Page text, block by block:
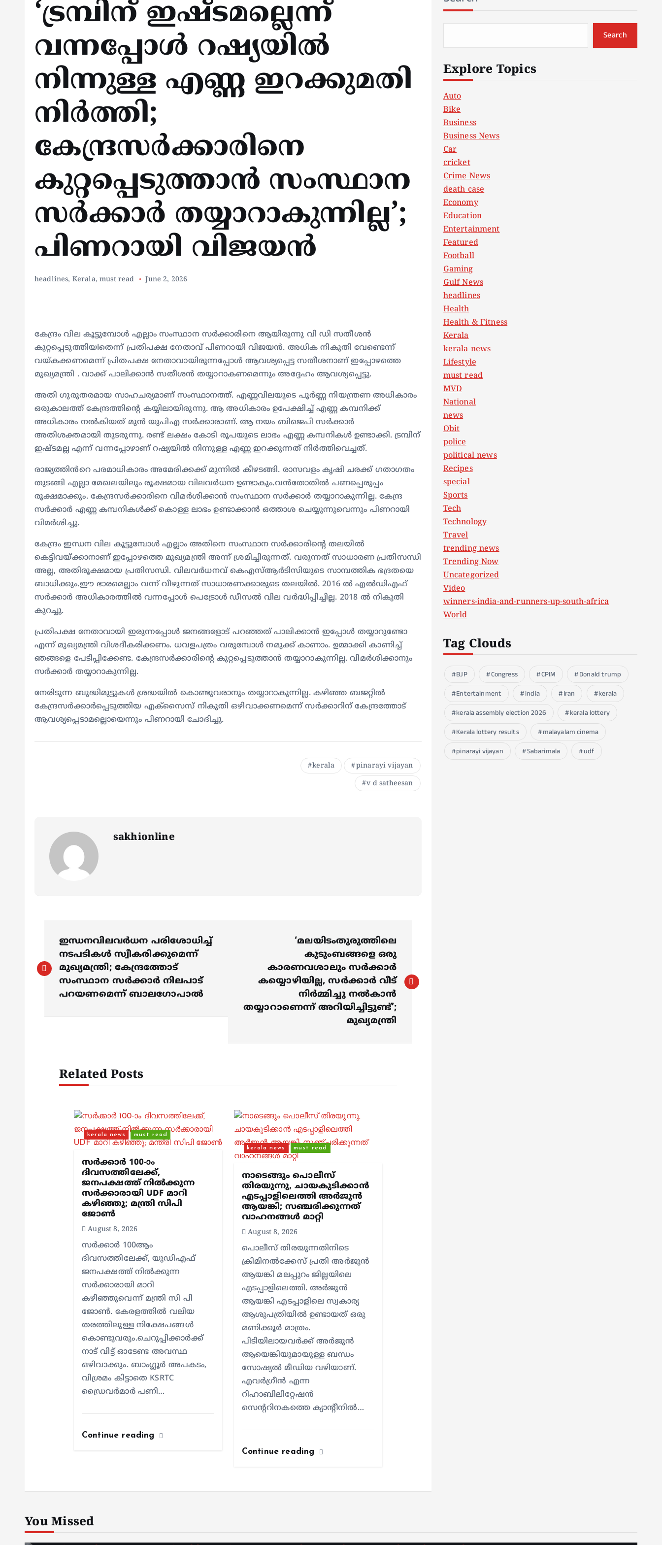
‘ട്രമ്പിന് ഇഷ്ടമല്ലെന്ന്
വന്നപ്പോൾ റഷ്യയിൽ
നിന്നുള്ള എണ്ണ ഇറക്കുമതി
നിർത്തി;
കേന്ദ്രസർക്കാരിനെ
കുറ്റപ്പെടുത്താൻ സംസ്ഥാന
സർക്കാർ തയ്യാറാകുന്നില്ല’;
പിണറായി വിജയൻ
headlines, Kerala,must read June 2, 2026
കേന്ദ്രം വില കൂട്ടുമ്പോൾ എല്ലാം സംസ്ഥാന സർക്കാരിനെ ആയിരുന്നു വി ഡി സതീശൻ
കുറ്റപ്പെടുത്തിയlതെന്ന് പ്രതിപക്ഷ നേതാവ് പിണറായി വിജയന്‍. അധിക നികുതി വേണ്ടെന്ന്
വയ്കക്കണമെന്ന് പ്രിതപക്ഷ നേതാവായിരുന്നപ്പോള്‍ ആവശ്യപ്പെട്ട സതീശനാണ് ഇപ്പോഴത്തെ
മുഖ്യമന്ത്രി . വാക്ക് പാലിക്കാന്‍ സതീശന്‍ തയ്യാറാകണമെന്നും അദ്ദേഹം ആവശ്യപ്പെട്ടു.
അതി ഗുരുതരമായ സാഹചര്യമാണ് സംസ്ഥാനത്ത്. എണ്ണവിലയുടെ പൂർണ്ണ നിയന്ത്രണ അധികാരം
ഒരുകാലത്ത് കേന്ദ്രത്തിന്റെ കയ്യിലായിരുന്നു. ആ അധികാരം ഉപേക്ഷിച്ച് എണ്ണ കമ്പനിക്ക്
അധികാരം നൽകിയത് മുൻ യുപിഎ സർക്കാരാണ്. ആ നയം ബിജെപി സർക്കാർ
അതിശക്തമായി തുടരുന്നു. രണ്ട് ലക്ഷം കോടി രൂപയുടെ ലാഭം എണ്ണ കമ്പനികൾ ഉണ്ടാക്കി. ട്രമ്പിന്
ഇഷ്ടമല്ല എന്ന് വന്നപ്പോഴാണ് റഷ്യയിൽ നിന്നുള്ള എണ്ണ ഇറക്കുന്നത് നിർത്തിവെച്ചത്.
രാജ്യത്തിൻറെ പരമാധികാരം അമേരിക്കക്ക് മുന്നിൽ കീഴടങ്ങി. രാസവളം കൃഷി ചരക്ക് ഗതാഗതം
തുടങ്ങി എല്ലാ മേഖലയിലും രൂക്ഷമായ വിലവർധന ഉണ്ടാകും.വൻതോതിൽ പണപ്പെരുപ്പം
രൂക്ഷമാക്കും. കേന്ദ്രസർക്കാരിനെ വിമർശിക്കാൻ സംസ്ഥാന സർക്കാർ തയ്യാറാകുന്നില്ല. കേന്ദ്ര
സർക്കാർ എണ്ണ കമ്പനികൾക്ക് കൊള്ള ലാഭം ഉണ്ടാക്കാൻ ഒത്താശ ചെയ്യുന്നുവെന്നും പിണറായി
വിമർശിച്ചു.
കേന്ദ്രം ഇന്ധന വില കൂട്ടുമ്പോൾ എല്ലാം അതിനെ സംസ്ഥാന സർക്കാരിന്റെ തലയിൽ
കെട്ടിവയ്ക്കാനാണ് ഇപ്പോഴത്തെ മുഖ്യമന്ത്രി അന്ന് ശ്രമിച്ചിരുന്നത്. വരുന്നത് സാധാരണ പ്രതിസന്ധി
അല്ല, അതിരൂക്ഷമായ പ്രതിസന്ധി. വിലവർധനവ് കെഎസ്ആർടിസിയുടെ സാമ്പത്തിക ഭദ്രതയെ
ബാധിക്കും.ഈ ഭാരമെല്ലാം വന്ന് വീഴുന്നത് സാധാരണക്കാരുടെ തലയിൽ. 2016 ൽ എൽഡിഎഫ്
സർക്കാർ അധികാരത്തിൽ വന്നപ്പോൾ പെട്രോൾ ഡീസൽ വില വർദ്ധിപ്പിച്ചില്ല. 2018 ൽ നികുതി
കുറച്ചു.
പ്രതിപക്ഷ നേതാവായി ഇരുന്നപ്പോൾ ജനങ്ങളോട് പറഞ്ഞത് പാലിക്കാൻ ഇപ്പോൾ തയ്യാറുണ്ടോ
എന്ന് മുഖ്യമന്ത്രി വിശദീകരിക്കണം. ധവളപത്രം വരുമ്പോൾ നമുക്ക് കാണാം. ഉമ്മാക്കി കാണിച്ച്
ഞങ്ങളെ പേടിപ്പിക്കേണ്ട. കേന്ദ്രസർക്കാരിന്റെ കുറ്റപ്പെടുത്താൻ തയ്യാറാകുന്നില്ല. വിമർശിക്കാനും
സർക്കാർ തയ്യാറാകുന്നില്ല.
നേരിടുന്ന ബുദ്ധിമുട്ടുകൾ ശ്രദ്ധയിൽ കൊണ്ടുവരാനും തയ്യാറാകുന്നില്ല. കഴിഞ്ഞ ബജറ്റിൽ
കേന്ദ്രസർക്കാർപ്പെടുത്തിയ എക്സൈസ് നികുതി ഒഴിവാക്കണമെന്ന് സർക്കാറിന് കേന്ദ്രത്തോട്
ആവശ്യപ്പെടാമല്ലൊയെന്നും പിണറായി ചോദിച്ചു.
kerala pinarayi vijayan
v d satheesan
sakhionline
o
ഇന്ധനവിലവർധന പരിശോധിച്ച്
നടപടികൾ സ്വീകരിക്കുമെന്ന്
മുഖ്യമന്ത്രി; കേന്ദ്രത്തോട്
സംസ്ഥാന സർക്കാർ നിലപാട്
പറയണമെന്ന് ബാലഗോപാൽ
‘മലയിടംതുരുത്തിലെ
കുടുംബങ്ങളെ ഒരു
കാരണവശാലും സർക്കാർ
കയ്യൊഴിയില്ല, സർക്കാർ വീട്
നിർമ്മിച്ചു നൽകാൻ
തയ്യാറാണെന്ന് അറിയിച്ചിട്ടുണ്ട്’;
മുഖ്യമന്ത്രി
Related Posts
kerala news must read
സർക്കാർ 100-ാം
ദിവസത്തിലേക്ക്,
ജനപക്ഷത്ത് നിൽക്കുന്ന
സർക്കാരായി UDF മാറി
കഴിഞ്ഞു; മന്ത്രി സിപി
ജോൺ
August 8, 2026
സർക്കാർ 100ആം
ദിവസത്തിലേക്ക്, യുഡിഎഫ്
ജനപക്ഷത്ത് നിൽക്കുന്ന
സർക്കാരായി മാറി
കഴിഞ്ഞുവെന്ന് മന്ത്രി സി പി
ജോൺ. കേരളത്തിൽ വലിയ
തരത്തിലുള്ള നിക്ഷേപങ്ങൾ
കൊണ്ടുവരും.ചെറുപ്പിക്കാർക്ക്
നാട് വിട്ട് ഓടേണ്ട അവസ്ഥ
ഒഴിവാക്കും. ബാംഗ്ലൂർ അപകടം,
വിശ്രമം കിട്ടാതെ KSRTC
ഡ്രൈവർമാർ പണി…
Continue reading
kerala news must read
നാടെങ്ങും പൊലീസ്
തിരയുന്നു, ചായകുടിക്കാൻ
എടപ്പാളിലെത്തി അർജുൻ
ആയങ്കി; സഞ്ചരിക്കുന്നത്
വാഹനങ്ങൾ മാറ്റി
August 8, 2026
പൊലീസ് തിരയുന്നതിനിടെ
ക്രിമിനല്‍ക്കേസ് പ്രതി അര്‍ജുന്‍
ആയങ്കി മലപ്പുറം ജില്ലയിലെ
എടപ്പാളിലെത്തി. അര്‍ജുന്‍
ആയങ്കി എടപ്പാളിലെ സ്വകാര്യ
ആശുപത്രിയിൽ ഉണ്ടായത് ഒരു
മണിക്കൂർ മാത്രം.
പിടിയിലായവർക്ക് അർജുൻ
ആയെങ്കിയുമായുള്ള ബന്ധം
സോഷ്യൽ മീഡിയ വഴിയാണ്.
എവർഗ്രീൻ എന്ന
റിഹാബിലിറ്റേഷൻ
സെന്ററിനകത്തെ ക്യാന്റീനിൽ…
Continue reading
Search
Explore Topics
Auto
Bike
Business
Business News
Car
cricket
Crime News
death case
Economy
Education
Entertainment
Featured
Football
Gaming
Gulf News
headlines
Health
Health & Fitness
Kerala
kerala news
Lifestyle
must read
MVD
National
news
Obit
police
political news
Recipes
special
Sports
Tech
Technology
Travel
trending news
Trending Now
Uncategorized
Video
winners-india-and-runners-up-south-africa
World
Tag Clouds
BJP Congress CPIM
Donald trump
Entertainment
india Iran
kerala
kerala assembly election 2026
kerala lottery
Kerala lottery results
malayalam cinema
pinarayi vijayan
Sabarimala udf
You Missed